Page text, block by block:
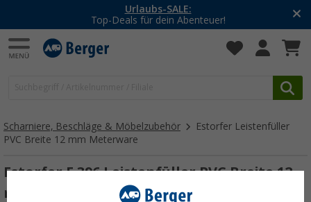
Urlaubs-SALE:
Top-Deals für dein Abenteuer!
Scharniere, Beschläge & Möbelzubehör
Estorfer Leistenfüller
PVC Breite 12 mm Meterware
Estorfer E 396 Leistenfüller PVC Breite 12
mm Meterware rot/weiß